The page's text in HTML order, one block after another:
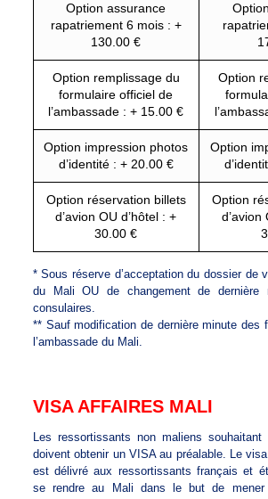
Option assurance
rapatriement 6 mois : +
130.00 €
Option remplissage du
formulaire officiel de
l’ambassade : + 15.00 €
Option
Option impression photos
d’identité : + 20.00 €
Option
Option réservation billets
d’avion OU d’hôtel : +
30.00 €
Option
d’avion
* Sous réserve d’acceptation du dossier de
du Mali OU de changement de dernière
consulaires.
** Sauf modification de dernière minute des
l’ambassade du Mali.
VISA AFFAIRES MALI
Les ressortissants non maliens
doivent obtenir un VISA au préalable. Le
est délivré aux ressortissants français et
se rendre au Mali dans le but de mener